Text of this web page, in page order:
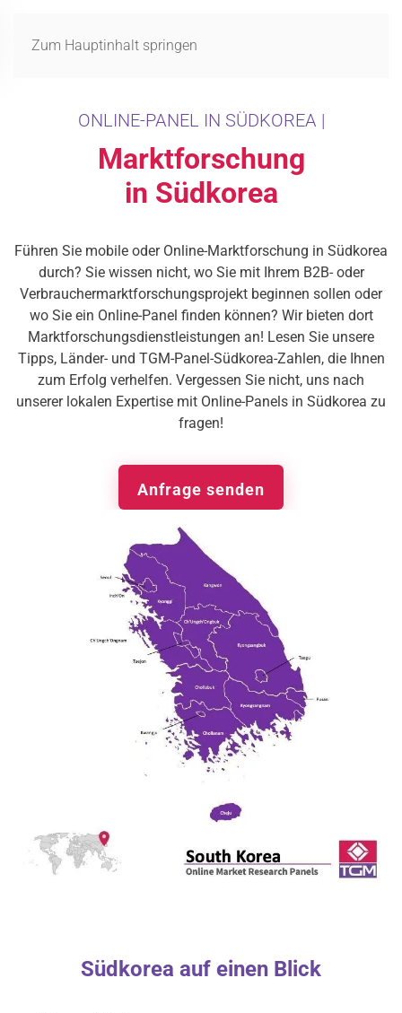
Zum Hauptinhalt springen
ONLINE-PANEL IN SÜDKOREA |
Marktforschung
in Südkorea
Führen Sie mobile oder Online-Marktforschung in Südkorea
durch? Sie wissen nicht, wo Sie mit Ihrem B2B- oder
Verbrauchermarktforschungsprojekt beginnen sollen oder
wo Sie ein Online-Panel finden können? Wir bieten dort
Marktforschungsdienstleistungen an! Lesen Sie unsere
Tipps, Länder- und TGM-Panel-Südkorea-Zahlen, die Ihnen
zum Erfolg verhelfen. Vergessen Sie nicht, uns nach
unserer lokalen Expertise mit Online-Panels in Südkorea zu
fragen!
Anfrage senden
Südkorea auf einen Blick